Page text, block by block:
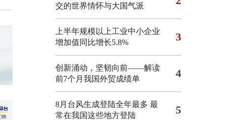
交的世界情怀与大国气派
上半年规模以上工业中小企业
增加值同比增长5.8%
3
创新涌动，坚韧向前——解读
前7个月我国外贸成绩单
4
8月台风生成登陆全年最多 最
常在我国这些地方登陆
5